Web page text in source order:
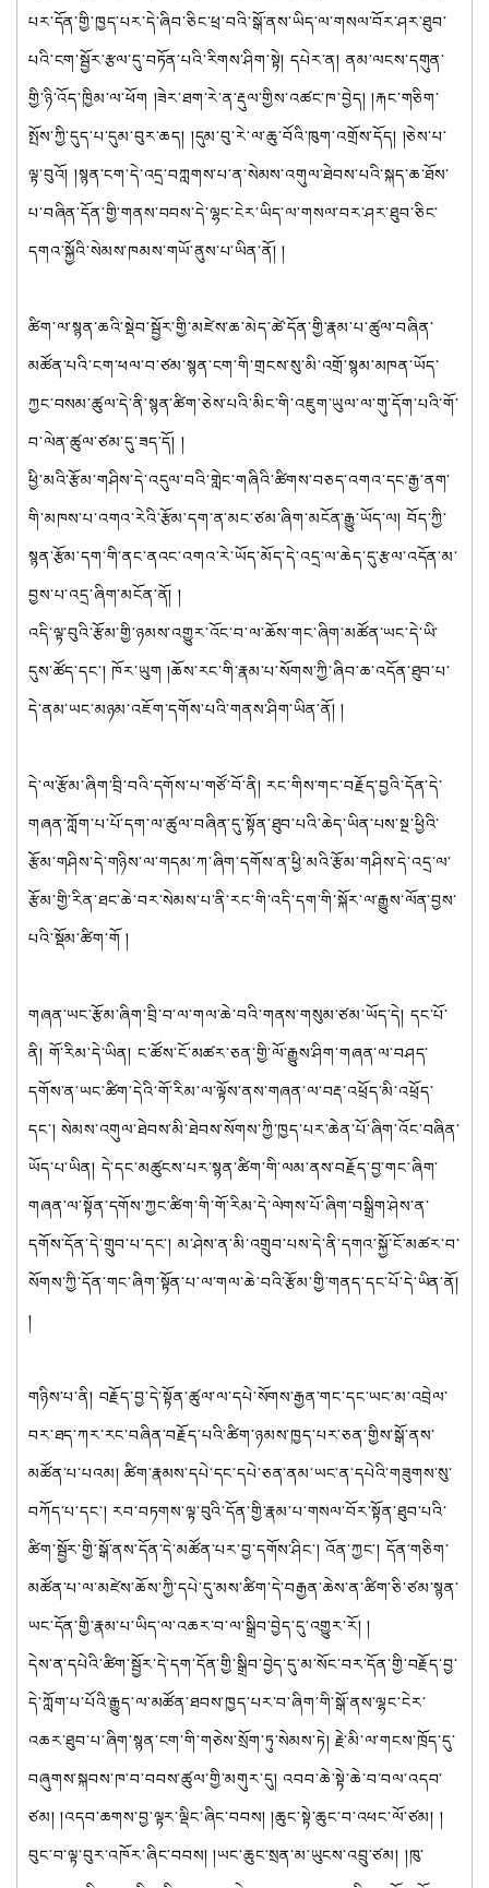
པར་དོན་གྱི་ཁྱད་པར་དེ་ཞིབ་ཅིང་ཕྲ་བའི་སྒོ་ནས་ཡིད་ལ་གསལ་བོར་ཤར་ཐུབ་
པའི་ངག་སྦྱོར་རྩལ་དུ་བཏོན་པའི་རིགས་ཤིག་སྟེ། དཔེར་ན། ནམ་ལངས་དགུན་
གྱི་ཉི་འོད་ཁྱིམ་ལ་ཕོག །ཟེར་ཐག་རེ་ན་རྡུལ་གྱིས་འཚང་ཁ་བྱེད། །རྐང་གཅིག་
སྤོས་ཀྱི་དུད་པ་དུམ་བུར་ཆད། །དུམ་བུ་རེ་ལ་ཆུ་བོའི་ཁུག་འགྲོས་དོད། །ཅེས་པ་
ལྟ་བུའོ། །སྙན་ངག་དེ་འདྲ་བཀླགས་པ་ན་སེམས་འགུལ་ཐེབས་པའི་སྐད་ཆ་ཐོས་
པ་བཞིན་དོན་གྱི་གནས་བབས་དེ་ལྷང་ངེར་ཡིད་ལ་གསལ་བར་ཤར་ཐུབ་ཅིང་
དགའ་སྐྱོའི་སེམས་ཁམས་གཡོ་ནུས་པ་ཡིན་ནོ། །
ཚིག་ལ་སྙན་ཆའི་སྡེབ་སྦྱོར་གྱི་མཛེས་ཆ་མེད་ཚེ་དོན་གྱི་རྣམ་པ་ཚུལ་བཞིན་
མཚོན་པའི་ངག་ཕལ་བ་ཙམ་སྙན་ངག་གི་གྲངས་སུ་མི་འགྲོ་སྙམ་མཁན་ཡོད་
ཀྱང་བསམ་ཚུལ་དེ་ནི་སྙན་ཚིག་ཅེས་པའི་མིང་གི་འཇུག་ཡུལ་ལ་གུ་དོག་པའི་གོ་
བ་ལེན་ཚུལ་ཙམ་དུ་ཟད་དོ། །
ཕྱི་མའི་རྩོམ་གཤིས་དེ་འདུལ་བའི་གླེང་གཞིའི་ཚིགས་བཅད་འགའ་དང་རྒྱ་ནག་
གི་མཁས་པ་འགའ་རེའི་རྩོམ་དག་ན་མང་ཙམ་ཞིག་མངོན་རྒྱུ་ཡོད་ལ། བོད་ཀྱི་
སྙན་རྩོམ་དག་གི་ནང་ནའང་འགའ་རེ་ཡོད་མོད་དེ་འདྲ་ལ་ཆེད་དུ་རྩལ་འདོན་མ་
བྱས་པ་འདྲ་ཞིག་མངོན་ནོ། །
འདི་ལྟ་བུའི་རྩོམ་གྱི་ཉམས་འགྱུར་འོང་བ་ལ་ཆོས་གང་ཞིག་མཚོན་ཡང་དེ་ཡི་
དུས་ཚོད་དང་། ཁོར་ཡུག །ཆོས་རང་གི་རྣམ་པ་སོགས་ཀྱི་ཞིབ་ཆ་འདོན་ཐུབ་པ་
དེ་ནམ་ཡང་མཉམ་འཇོག་དགོས་པའི་གནས་ཤིག་ཡིན་ནོ། །
དེ་ལ་རྩོམ་ཞིག་བྲི་བའི་དགོས་པ་གཙོ་བོ་ནི། རང་གིས་གང་བརྗོད་བྱའི་དོན་དེ་
གཞན་ཀློག་པ་པོ་དག་ལ་ཚུལ་བཞིན་དུ་སྟོན་ཐུབ་པའི་ཆེད་ཡིན་པས་སྔ་ཕྱིའི་
རྩོམ་གཤིས་དེ་གཉིས་ལ་གདམ་ཀ་ཞིག་དགོས་ན་ཕྱི་མའི་རྩོམ་གཤིས་དེ་འདྲ་ལ་
རྩོམ་གྱི་རིན་ཐང་ཆེ་བར་སེམས་པ་ནི་རང་གི་འདི་དག་གི་སྐོར་ལ་རྒྱུས་ལོན་བྱས་
པའི་སྡོམ་ཚིག་གོ །
གཞན་ཡང་རྩོམ་ཞིག་བྲི་བ་ལ་གལ་ཆེ་བའི་གནས་གསུམ་ཙམ་ཡོད་དེ། དང་པོ་
ནི། གོ་རིམ་དེ་ཡིན། ང་ཚོས་ངོ་མཚར་ཅན་གྱི་ལོ་རྒྱུས་ཤིག་གཞན་ལ་བཤད་
དགོས་ན་ཡང་ཚིག་དེའི་གོ་རིམ་ལ་ལྟོས་ནས་གཞན་ལ་བརྡ་འཕྲོད་མི་འཕྲོད་
དང་། སེམས་འགུལ་ཐེབས་མི་ཐེབས་སོགས་ཀྱི་ཁྱད་པར་ཆེན་པོ་ཞིག་འོང་བཞིན་
ཡོད་པ་ཡིན། དེ་དང་མཚུངས་པར་སྙན་ཚིག་གི་ལམ་ནས་བརྗོད་བྱ་གང་ཞིག་
གཞན་ལ་སྟོན་དགོས་ཀྱང་ཚིག་གི་གོ་རིམ་དེ་ལེགས་པོ་ཞིག་བསྒྲིག་ཤེས་ན་
དགོས་དོན་དེ་གྲུབ་པ་དང་། མ་ཤེས་ན་མི་འགྲུབ་པས་དེ་ནི་དགའ་སྐྱོ་ངོ་མཚར་བ་
སོགས་ཀྱི་དོན་གང་ཞིག་སྟོན་པ་ལ་གལ་ཆེ་བའི་རྩོམ་གྱི་གནད་དང་པོ་དེ་ཡིན་ནོ།
།
གཉིས་པ་ནི། བརྗོད་བྱ་དེ་སྟོན་ཚུལ་ལ་དཔེ་སོགས་རྒྱན་གང་དང་ཡང་མ་འབྲེལ་
བར་ཐད་ཀར་རང་བཞིན་བརྗོད་པའི་ཚིག་ཉམས་ཁྱད་པར་ཅན་གྱིས་སྒོ་ནས་
མཚོན་པ་པའམ། ཚིག་རྣམས་དཔེ་དང་དཔེ་ཅན་ནམ་ཡང་ན་དཔེའི་གཟུགས་སུ་
བཀོད་པ་དང་། རབ་བཏགས་ལྟ་བུའི་དོན་གྱི་རྣམ་པ་གསལ་བོར་སྟོན་ཐུབ་པའི་
ཚིག་སྦྱོར་གྱི་སྒོ་ནས་དོན་དེ་མཚོན་པར་བྱ་དགོས་ཤིང་། འོན་ཀྱང་། དོན་གཅིག་
མཚོན་པ་ལ་མཛེས་ཆོས་ཀྱི་དཔེ་དུ་མས་ཚིག་དེ་བརྒྱན་ཆེས་ན་ཚིག་ཅི་ཙམ་སྙན་
ཡང་དོན་གྱི་རྣམ་པ་ཡིད་ལ་འཆར་བ་ལ་སྒྲིབ་བྱེད་དུ་འགྱུར་རོ། །
དེས་ན་དཔེའི་ཚིག་སྦྱོར་དེ་དག་དོན་གྱི་སྒྲིབ་བྱེད་དུ་མ་སོང་བར་དོན་གྱི་བརྗོད་བྱ་
དེ་ཀློག་པ་པོའི་རྒྱུད་ལ་མཚོན་ཐབས་ཁྱད་པར་བ་ཞིག་གི་སྒོ་ནས་ལྷང་ངེར་
འཆར་ཐུབ་པ་ཞིག་སྙན་ངག་གི་གཅེས་སྲོག་ཏུ་སེམས་ཏེ། རྗེ་མི་ལ་གངས་ཁྲོད་དུ་
བཞུགས་སྐབས་ཁ་བ་བབས་ཚུལ་གྱི་མགུར་དུ། འབབ་ཆེ་སྟེ་ཆེ་བ་བལ་འདབ་
ཙམ། །འདབ་ཆགས་བྱ་ལྟར་ལྡིང་ཞིང་བབས། །ཆུང་སྟེ་ཆུང་བ་འཕང་ལོ་ཙམ། །
བུང་བ་ལྟ་བུར་འཁོར་ཞིང་བབས། །ཡང་ཆུང་སྲན་མ་ཡུངས་འབྲུ་ཙམ། །ཁུ་